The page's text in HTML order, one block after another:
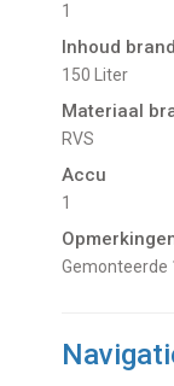
1
Inhoud
150 Liter
Materiaal
RVS
Accu
1